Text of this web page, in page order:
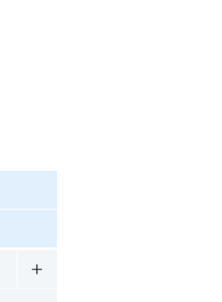
Undermeny för Lagar och regler